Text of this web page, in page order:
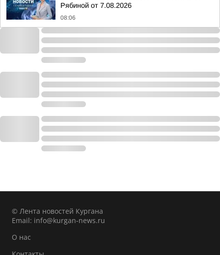
Рябиной от 7.08.2026
08:06
© Лента новостей Кургана
Email: info@kurgan-news.ru
О нас